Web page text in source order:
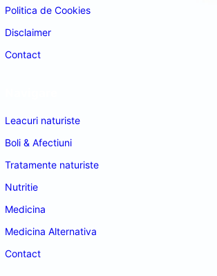
Politica de Cookies
Disclaimer
Contact
Leacuri naturiste
Boli & Afectiuni
Tratamente naturiste
Nutritie
Medicina
Medicina Alternativa
Contact